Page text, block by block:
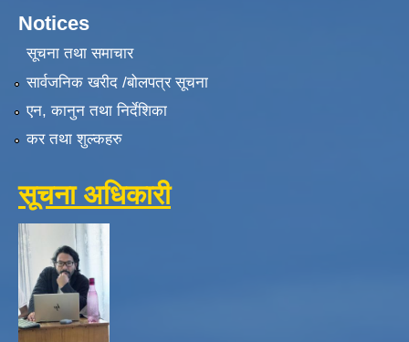
Notices
सूचना तथा समाचार
सार्वजनिक खरीद /बोलपत्र सूचना
एन, कानुन तथा निर्देशिका
कर तथा शुल्कहरु
सूचना अधिकारी